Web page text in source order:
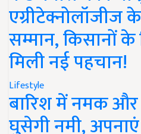
एग्रीटेक्नोलॉजीज
सम्मान, किसानों
मिली नई पहचान!
Lifestyle
बारिश में नमक और
घुसेगी नमी,